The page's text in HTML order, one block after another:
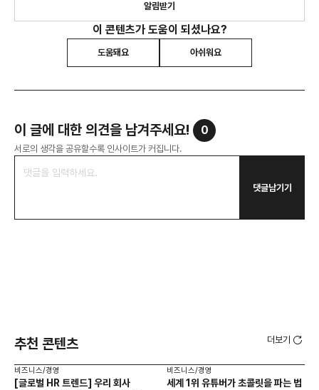
알림받기
이 콘텐츠가 도움이 되셨나요?
도움돼요 아쉬워요
이 글에 대한 의견을 남겨주세요! 0
서로의 생각을 공유할수록 인사이트가 커집니다.
댓글남기기
추천 콘텐츠 더보기
비즈니스/경영
[글로벌 HR 트렌드] 우리 회사
비즈니스/경영
세계 1위 유튜버가 초콜릿을 파는 법